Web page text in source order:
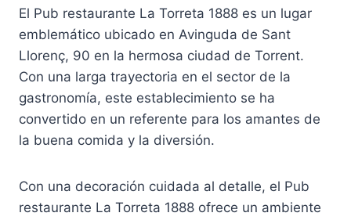
El Pub restaurante La Torreta 1888 es un lugar
emblemático ubicado en Avinguda de Sant
Llorenç, 90 en la hermosa ciudad de Torrent.
Con una larga trayectoria en el sector de la
gastronomía, este establecimiento se ha
convertido en un referente para los amantes de
la buena comida y la diversión.
Con una decoración cuidada al detalle, el Pub
restaurante La Torreta 1888 ofrece un ambiente